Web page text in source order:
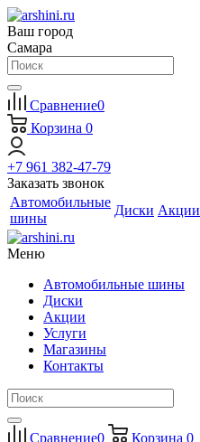
Ваш город
Самара
Сравнение0
Корзина 0
+7 961 382-47-79
Заказать звонок
Автомобильные
шины
Диски Акции
Меню
Автомобильные шины
Диски
Акции
Услуги
Магазины
Контакты
Сравнение0 Корзина 0